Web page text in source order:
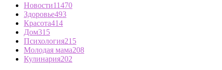
Новости11470
Здоровье493
Красота414
Дом315
Психология215
Молодая мама208
Кулинария202